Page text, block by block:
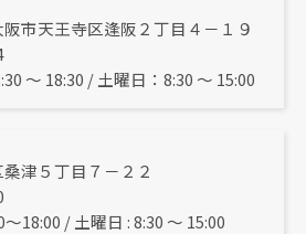
市天王寺区逢阪２丁目４－１９
〜 18:30 / 土曜日：8:30 ～ 15:00
津５丁目７－２２
18:00 / 土曜日 : 8:30 ～ 15:00